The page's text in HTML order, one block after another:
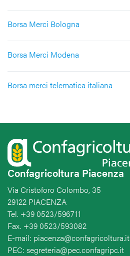
Borsa Merci Bologna
Borsa Merci Modena
Borsa merci telematica italiana
Confagricoltura Piacenza
Via Cristoforo Colombo, 35
29122 PIACENZA
Tel. +39 0523/596711
Fax. +39 0523/593082
E-mail: piacenza@confagricoltura.it
PEC: segreteria@pec.confagripc.it